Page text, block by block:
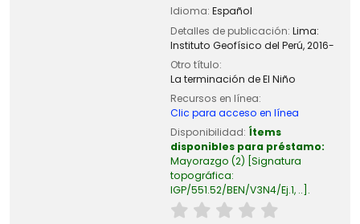
Idioma: Español
Detalles de publicación: Lima:
Instituto Geofísico del Perú,2016-
Otro título:
La terminación de El Niño
Recursos en línea:
Clic para acceso en línea
Disponibilidad: Ítems
disponibles para préstamo:
Mayorazgo (2) Signatura
topográfica:
IGP/551.52/BEN/V3N4/Ej.1, .. .